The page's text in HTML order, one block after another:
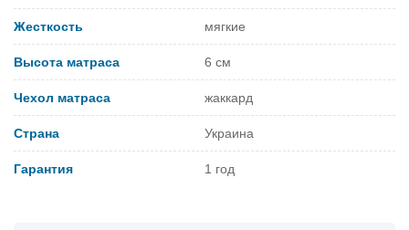
Жесткость мягкие
Высота матраса 6 см
Чехол матраса жаккард
Страна Украина
Гарантия 1 год